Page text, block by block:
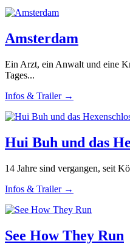
Amsterdam
Ein Arzt, ein Anwalt und eine
Tages...
Infos & Trailer →
Hui Buh und das
14 Jahre sind vergangen, seit
Infos & Trailer →
See How They Run